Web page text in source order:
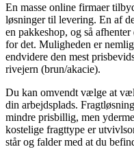
En masse online firmaer
løsninger til levering. En af
en pakkeshop, og så
for det. Muligheden er
endvidere den mest
rivejern (brun/akacie).
Du kan omvendt vælge at
din arbejdsplads.
mindre prisbillig, men
kostelige fragttype er
står og falder med at du